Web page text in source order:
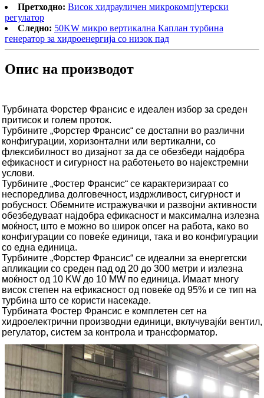
Претходно: Висок хидрауличен микрокомпјутерски
регулатор
Следно: 50KW микро вертикална Каплан турбина
генератор за хидроенергија со низок пад
Опис на производот
Турбината Форстер Франсис е идеален избор за среден
притисок и голем проток.
Турбините „Форстер Франсис“ се достапни во различни
конфигурации, хоризонтални или вертикални, со
флексибилност во дизајнот за да се обезбеди најдобра
ефикасност и сигурност на работењето во најекстремни
услови.
Турбините „Фостер Франсис“ се карактеризираат со
неспоредлива долговечност, издржливост, сигурност и
робусност. Обемните истражувачки и развојни активности
обезбедуваат најдобра ефикасност и максимална излезна
моќност, што е можно во широк опсег на работа, како во
конфигурации со повеќе единици, така и во конфигурации
со една единица.
Турбините „Форстер Франсис“ се идеални за енергетски
апликации со среден пад од 20 до 300 метри и излезна
моќност од 10 KW до 10 MW по единица. Имаат многу
висок степен на ефикасност од повеќе од 95% и се тип на
турбина што се користи насекаде.
Турбината Фостер Франсис е комплетен сет на
хидроелектрични производни единици, вклучувајќи вентил,
регулатор, систем за контрола и трансформатор.